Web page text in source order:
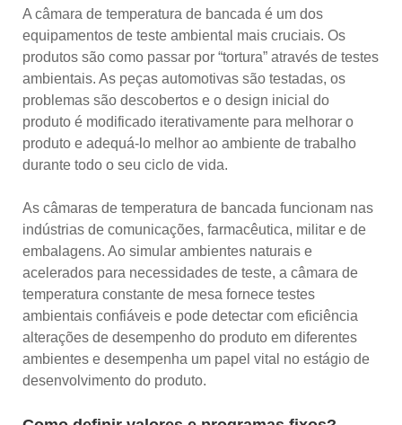
A câmara de temperatura de bancada é um dos
equipamentos de teste ambiental mais cruciais. Os
produtos são como passar por “tortura” através de testes
ambientais. As peças automotivas são testadas, os
problemas são descobertos e o design inicial do
produto é modificado iterativamente para melhorar o
produto e adequá-lo melhor ao ambiente de trabalho
durante todo o seu ciclo de vida.
As câmaras de temperatura de bancada funcionam nas
indústrias de comunicações, farmacêutica, militar e de
embalagens. Ao simular ambientes naturais e
acelerados para necessidades de teste, a câmara de
temperatura constante de mesa fornece testes
ambientais confiáveis ​​e pode detectar com eficiência
alterações de desempenho do produto em diferentes
ambientes e desempenha um papel vital no estágio de
desenvolvimento do produto.